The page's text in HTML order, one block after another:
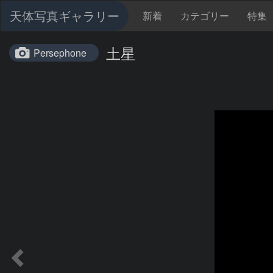
天体写真ギャラリー 新着 カテゴリー 特集
Persephone 土星